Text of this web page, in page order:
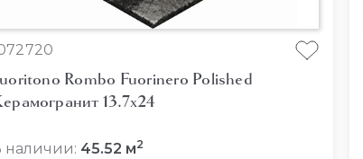
Rombo Fuorinero Polished
13.7x24
наличии: 45.52 м2